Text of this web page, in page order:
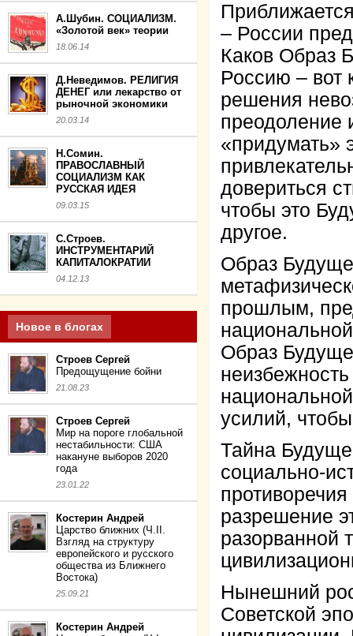
А.Шубин. СОЦИАЛИЗМ.
«Золотой век» теории
18.06.14
Д.Неведимов. РЕЛИГИЯ
ДЕНЕГ или лекарство от
рыночной экономики
20.03.14
Н.Сомин.
ПРАВОСЛАВНЫЙ
СОЦИАЛИЗМ КАК
РУССКАЯ ИДЕЯ
09.03.15
С.Строев.
ИНСТРУМЕНТАРИЙ
КАПИТАЛОКРАТИИ
04.12.13
Новое в блогах
Строев Сергей
Предощущение бойни
21.08.23
Строев Сергей
Мир на пороге глобальной
нестабильности: США
накануне выборов 2020
года
23.01.22
Костерин Андрей
Царство ближних (Ч.II.
Взгляд на структуру
европейского и русского
общества из Ближнего
Востока)
25.09.21
Костерин Андрей
– России
Каков Образ
Россию – вот
решения
преодоление
«придумать»
довериться
чтобы это
другое.
Образ
прошлым,
Образ
усилий,
Тайна
социально-
разрешение
разорванной
Нынешний
Советской